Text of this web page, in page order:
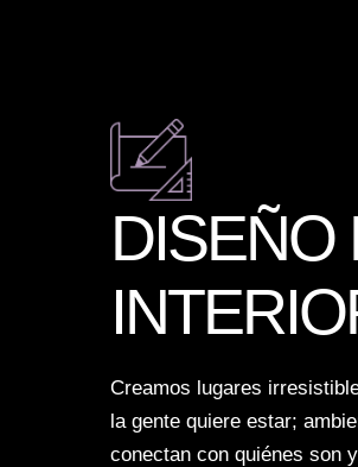
DISEÑO
Creamos lugares
la gente quiere estar;
conectan con quiénes son